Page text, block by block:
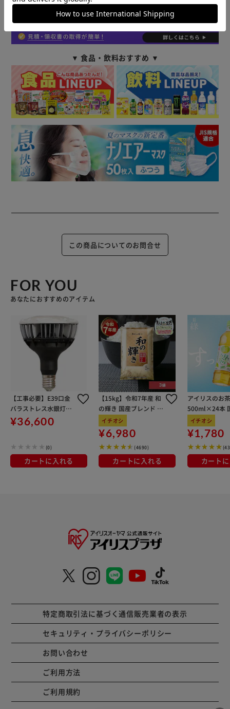
▼ 食品・飲料おすすめ ▼
この商品についてのお問合せ
FOR YOU
あなたにおすすめのアイテム
【工事必要】E39口金
バラストレス水銀灯代
替 LDR100-200V28N8-
H/E39-45BK3 ブラッ
¥36,600
(0)
カートに入れる
【15kg】令和7年産 和
の輝き 国産ブレンド 5
kg×3袋
イチオシ
¥6,980
(4690)
カートに入れる
アイリスのお
500ml×24本
100％使用
イチオシ
¥1,780
カート
特定商取引法に基づく通信販売業者の表示
セキュリティ・プライバシーポリシー
お問い合わせ
ご利用方法
ご利用規約